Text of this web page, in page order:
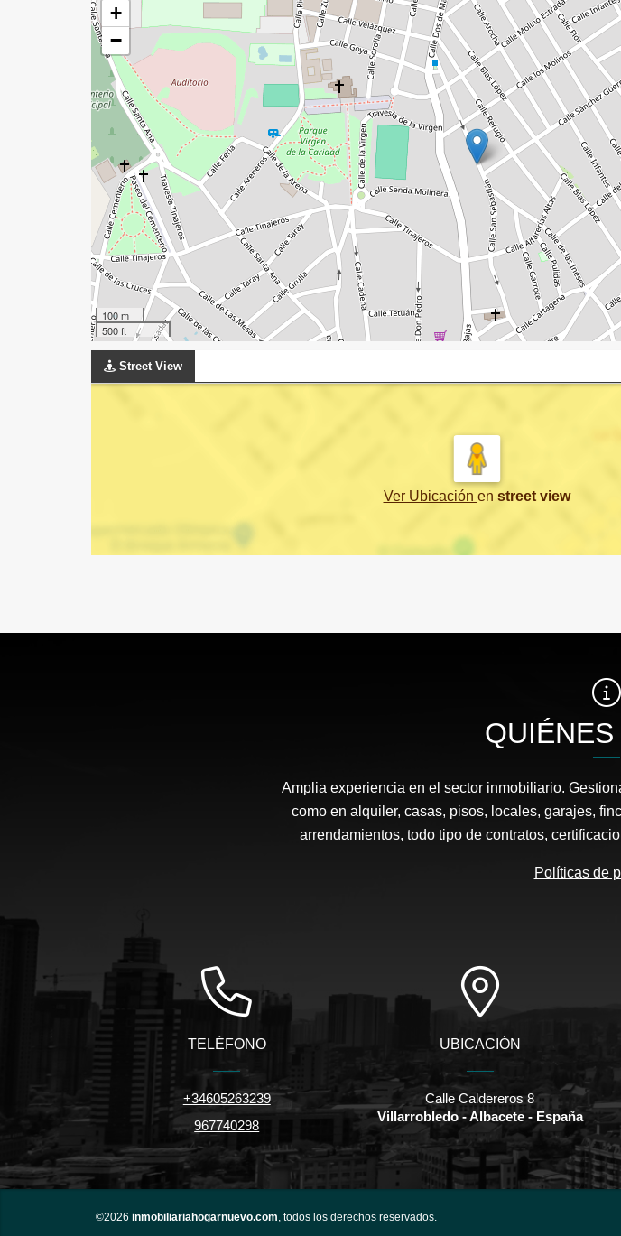
+
−
100 m
500 ft
Street View
Ver Ubicación en street view
Amplia experiencia en el sector inmobiliario.
como en alquiler, casas, pisos, locales, garajes,
arrendamientos, todo tipo de contratos,
Políticas de
TELÉFONO
+34605263239
967740298
UBICACIÓN
Calle Caldereros 8
Villarrobledo - Albacete - España
©2026 inmobiliariahogarnuevo.com , todos los derechos reservados.